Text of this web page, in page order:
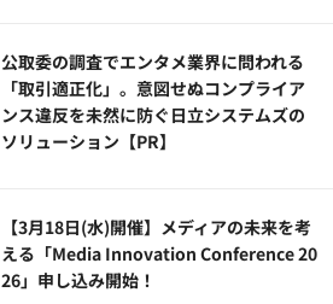
公​​取委の調査でエンタメ業界に問われる
「取引適正化」。意図せぬコンプライア
ンス違反を未然に防ぐ日立システムズの
ソリューション​【PR】
【3月18日(水)開催】メディアの未来を考
える「Media Innovation Conference 20
26」申し込み開始！